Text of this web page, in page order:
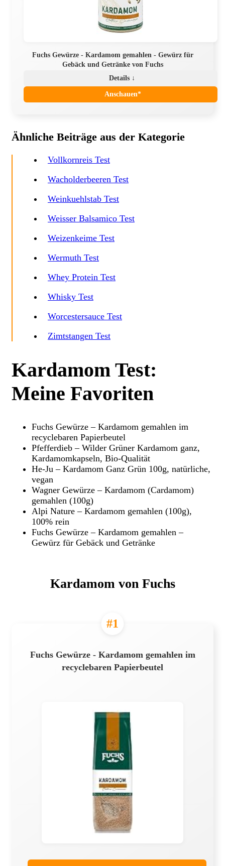
Fuchs Gewürze - Kardamom gemahlen - Gewürz für
Gebäck und Getränke von Fuchs
Details ↓
Anschauen*
Ähnliche Beiträge aus der Kategorie
Vollkornreis Test
Wacholderbeeren Test
Weinkuehlstab Test
Weisser Balsamico Test
Weizenkeime Test
Wermuth Test
Whey Protein Test
Whisky Test
Worcestersauce Test
Zimtstangen Test
Kardamom Test:
Meine Favoriten
Fuchs Gewürze – Kardamom gemahlen im
recyclebaren Papierbeutel
Pfefferdieb – Wilder Grüner Kardamom ganz,
Kardamomkapseln, Bio-Qualität
He-Ju – Kardamom Ganz Grün 100g, natürliche,
vegan
Wagner Gewürze – Kardamom (Cardamom)
gemahlen (100g)
Alpi Nature – Kardamom gemahlen (100g),
100% rein
Fuchs Gewürze – Kardamom gemahlen –
Gewürz für Gebäck und Getränke
Kardamom von Fuchs
#1
Fuchs Gewürze - Kardamom gemahlen im
recyclebaren Papierbeutel